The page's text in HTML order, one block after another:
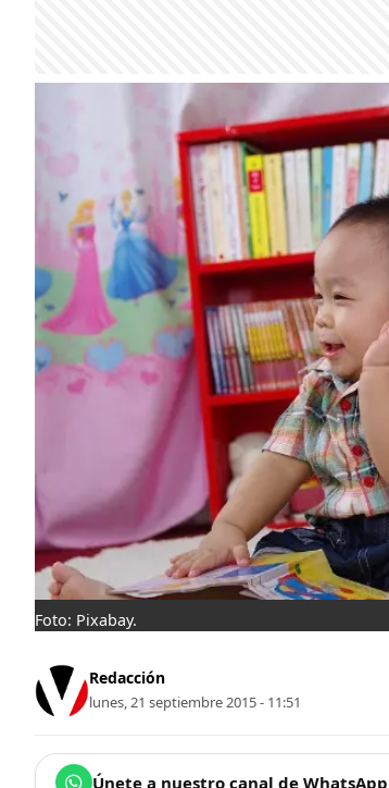
Foto: Pixabay.
Redacción
lunes, 21 septiembre 2015 - 11:51
Únete a nuestro canal de WhatsApp